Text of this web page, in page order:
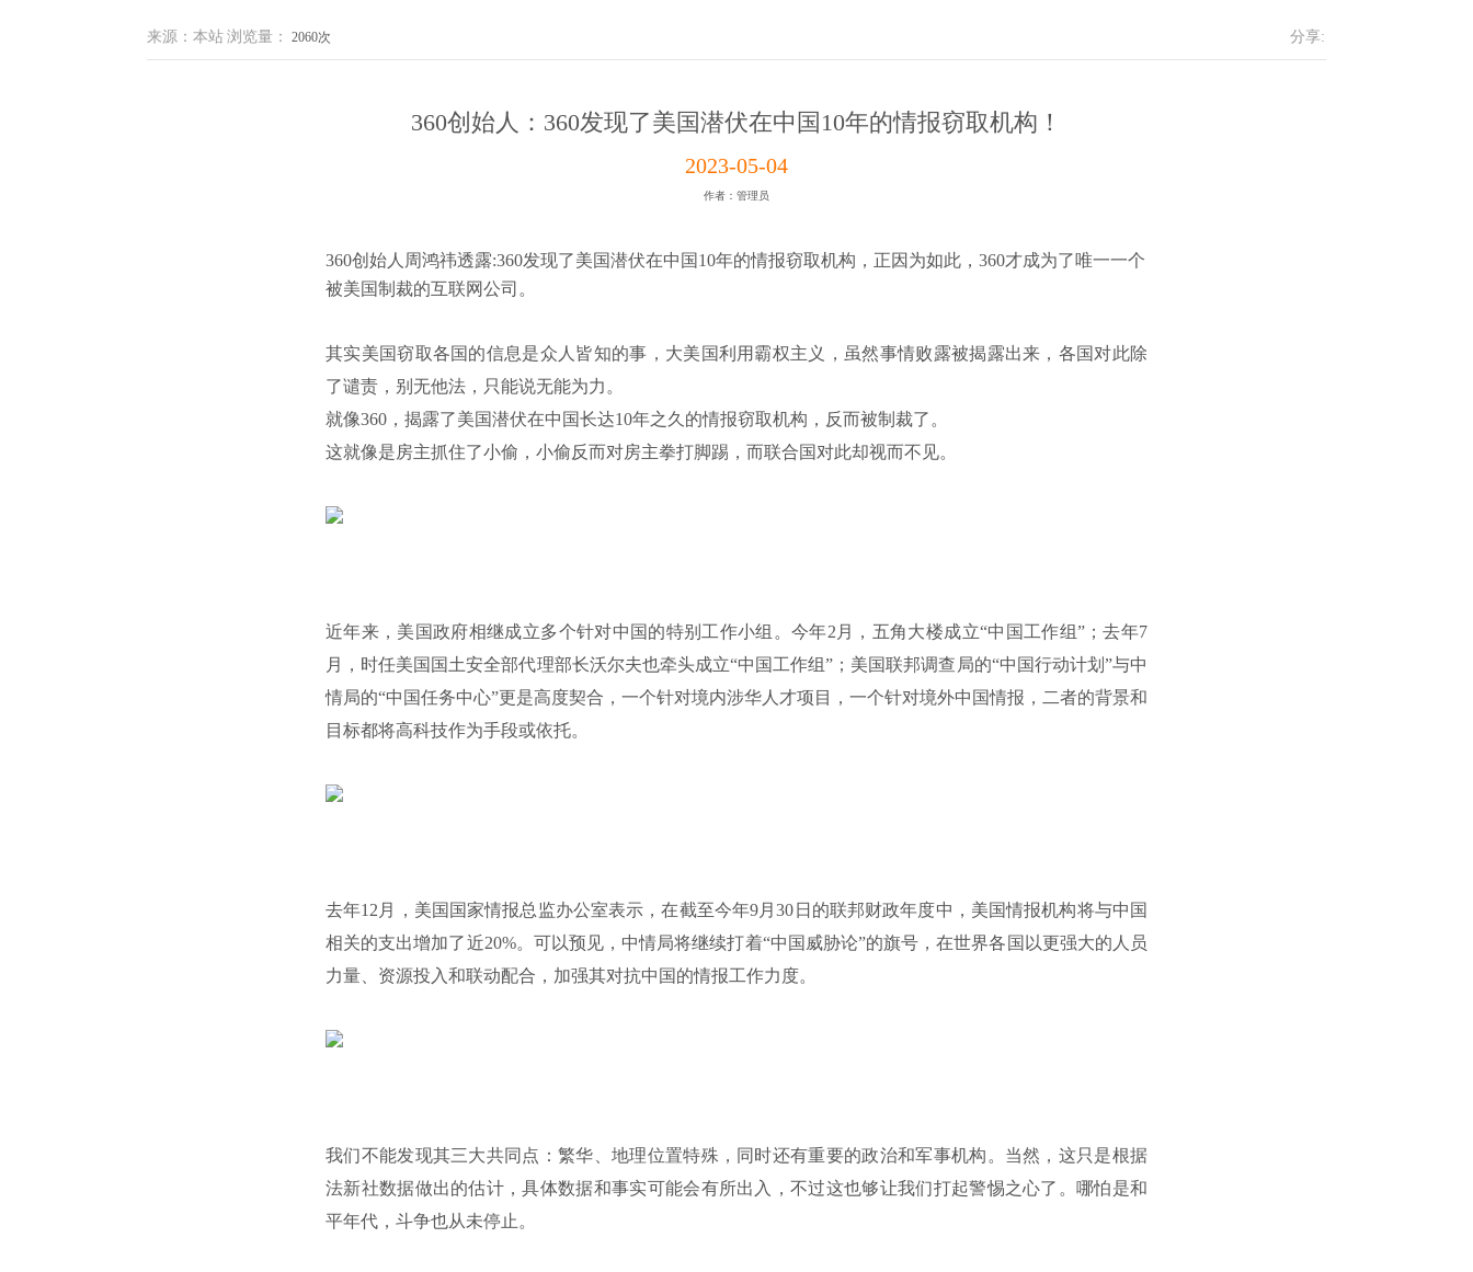
来源：本站 浏览量： 2060次 分享:
360创始人：360发现了美国潜伏在中国10年的情报窃取机构！
2023-05-04
作者：管理员
360创始人周鸿祎透露:360发现了美国潜伏在中国10年的情报窃取机构，正因为如此，360才成为了唯一一个
被美国制裁的互联网公司。
其实美国窃取各国的信息是众人皆知的事，大美国利用霸权主义，虽然事情败露被揭露出来，各国对此除
了谴责，别无他法，只能说无能为力。
就像360，揭露了美国潜伏在中国长达10年之久的情报窃取机构，反而被制裁了。
这就像是房主抓住了小偷，小偷反而对房主拳打脚踢，而联合国对此却视而不见。
近年来，美国政府相继成立多个针对中国的特别工作小组。今年2月，五角大楼成立“中国工作组”；去年7
月，时任美国国土安全部代理部长沃尔夫也牵头成立“中国工作组”；美国联邦调查局的“中国行动计划”与中
情局的“中国任务中心”更是高度契合，一个针对境内涉华人才项目，一个针对境外中国情报，二者的背景和
目标都将高科技作为手段或依托。
去年12月，美国国家情报总监办公室表示，在截至今年9月30日的联邦财政年度中，美国情报机构将与中国
相关的支出增加了近20%。可以预见，中情局将继续打着“中国威胁论”的旗号，在世界各国以更强大的人员
力量、资源投入和联动配合，加强其对抗中国的情报工作力度。
我们不能发现其三大共同点：繁华、地理位置特殊，同时还有重要的政治和军事机构。当然，这只是根据
法新社数据做出的估计，具体数据和事实可能会有所出入，不过这也够让我们打起警惕之心了。哪怕是和
平年代，斗争也从未停止。